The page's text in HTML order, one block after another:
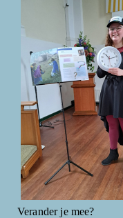
Verander je mee?